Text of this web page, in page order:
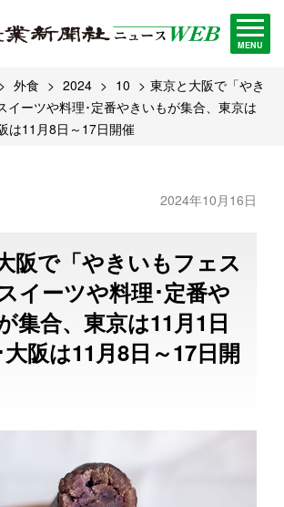
MENU
み
外食 2024 10
東京と大阪で「やき
イーツや料理･定番やきいもが集合、東京は
は11月8日～17日開催
2024年10月16日
阪で「やきいもフェス
イーツや料理･定番や
集合、東京は11月1日
大阪は11月8日～17日開